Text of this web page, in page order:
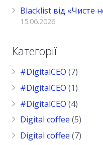
Blacklist від «Чисте
15.06.2026
Категорії
#DigitalCEO (7)
#DigitalCEO (1)
#DigitalCEO (4)
Digital coffee (5)
Digital coffee (7)